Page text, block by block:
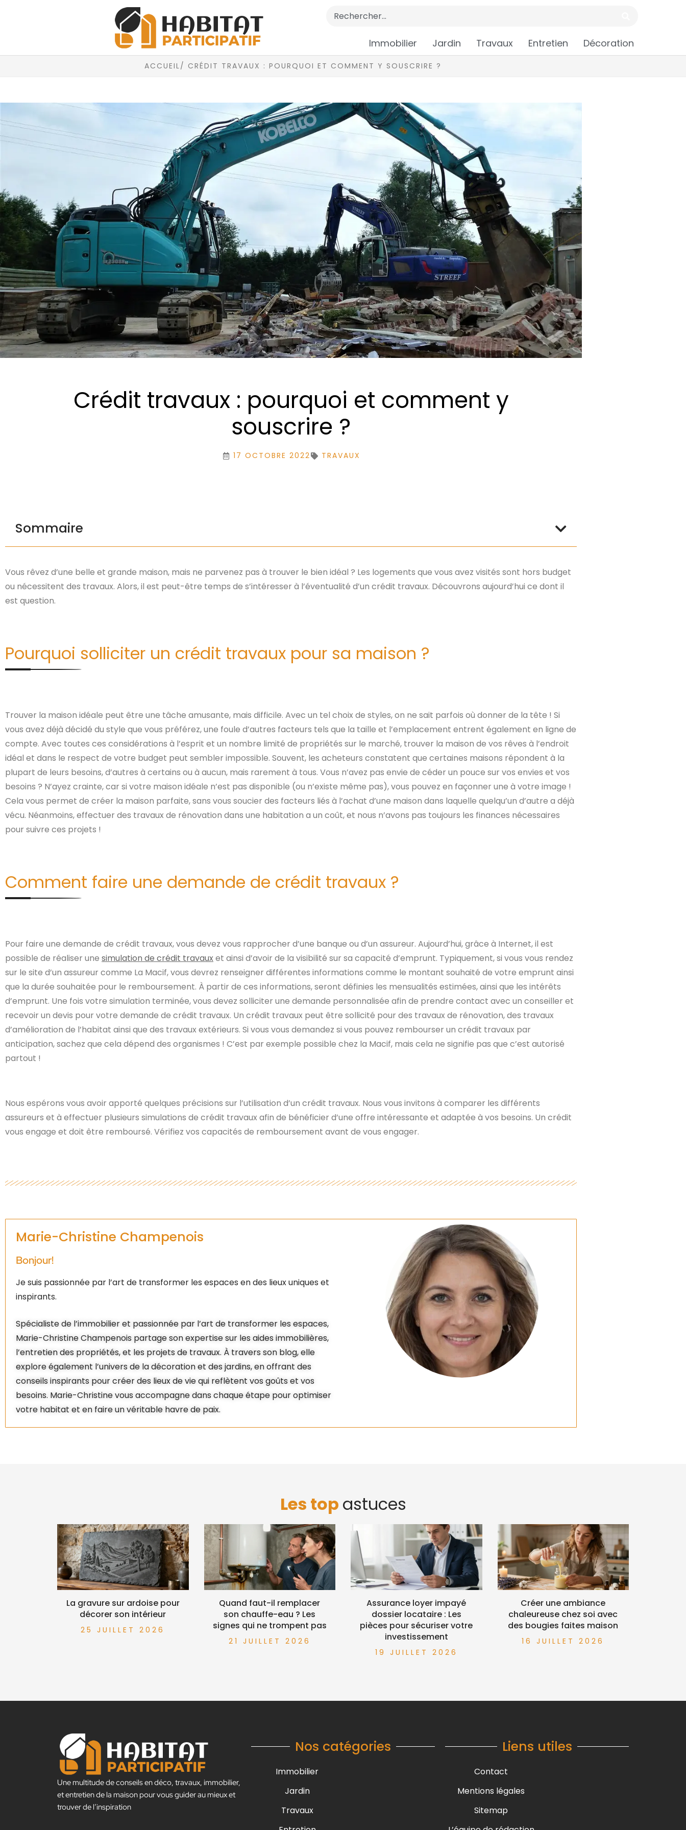
Immobilier Jardin Travaux Entretien Décoration
ACCUEIL/ CRÉDIT TRAVAUX : POURQUOI ET COMMENT Y SOUSCRIRE ?
Crédit travaux : pourquoi et comment y
souscrire ?
17 OCTOBRE 2022 TRAVAUX
Sommaire
Vous rêvez d’une belle et grande maison, mais ne parvenez pas à trouver le bien idéal ? Les logements que vous avez visités sont hors budget
ou nécessitent des travaux. Alors, il est peut-être temps de s’intéresser à l’éventualité d’un crédit travaux. Découvrons aujourd’hui ce dont il
est question.
Pourquoi solliciter un crédit travaux pour sa maison ?
Trouver la maison idéale peut être une tâche amusante, mais difficile. Avec un tel choix de styles, on ne sait parfois où donner de la tête ! Si
vous avez déjà décidé du style que vous préférez, une foule d’autres facteurs tels que la taille et l’emplacement entrent également en ligne de
compte. Avec toutes ces considérations à l’esprit et un nombre limité de propriétés sur le marché, trouver la maison de vos rêves à l’endroit
idéal et dans le respect de votre budget peut sembler impossible. Souvent, les acheteurs constatent que certaines maisons répondent à la
plupart de leurs besoins, d’autres à certains ou à aucun, mais rarement à tous. Vous n’avez pas envie de céder un pouce sur vos envies et vos
besoins ? N’ayez crainte, car si votre maison idéale n’est pas disponible (ou n’existe même pas), vous pouvez en façonner une à votre image !
Cela vous permet de créer la maison parfaite, sans vous soucier des facteurs liés à l’achat d’une maison dans laquelle quelqu’un d’autre a déjà
vécu. Néanmoins, effectuer des travaux de rénovation dans une habitation a un coût, et nous n’avons pas toujours les finances nécessaires
pour suivre ces projets !
Comment faire une demande de crédit travaux ?
Pour faire une demande de crédit travaux, vous devez vous rapprocher d’une banque ou d’un assureur. Aujourd’hui, grâce à Internet, il est
possible de réaliser une simulation de crédit travauxet ainsi d’avoir de la visibilité sur sa capacité d’emprunt. Typiquement, si vous vous rendez
sur le site d’un assureur comme La Macif, vous devrez renseigner différentes informations comme le montant souhaité de votre emprunt ainsi
que la durée souhaitée pour le remboursement. À partir de ces informations, seront définies les mensualités estimées, ainsi que les intérêts
d’emprunt. Une fois votre simulation terminée, vous devez solliciter une demande personnalisée afin de prendre contact avec un conseiller et
recevoir un devis pour votre demande de crédit travaux. Un crédit travaux peut être sollicité pour des travaux de rénovation, des travaux
d’amélioration de l’habitat ainsi que des travaux extérieurs. Si vous vous demandez si vous pouvez rembourser un crédit travaux par
anticipation, sachez que cela dépend des organismes ! C’est par exemple possible chez la Macif, mais cela ne signifie pas que c’est autorisé
partout !
Nous espérons vous avoir apporté quelques précisions sur l’utilisation d’un crédit travaux. Nous vous invitons à comparer les différents
assureurs et à effectuer plusieurs simulations de crédit travaux afin de bénéficier d’une offre intéressante et adaptée à vos besoins. Un crédit
vous engage et doit être remboursé. Vérifiez vos capacités de remboursement avant de vous engager.
Marie-Christine Champenois
Bonjour!
Je suis passionnée par l’art de transformer les espaces en des lieux uniques et
inspirants.
Spécialiste de l’immobilier et passionnée par l’art de transformer les espaces,
Marie-Christine Champenois partage son expertise sur les aides immobilières,
l’entretien des propriétés, et les projets de travaux. À travers son blog, elle
explore également l’univers de la décoration et des jardins, en offrant des
conseils inspirants pour créer des lieux de vie qui reflètent vos goûts et vos
besoins. Marie-Christine vous accompagne dans chaque étape pour optimiser
votre habitat et en faire un véritable havre de paix.
Les top astuces
La gravure sur ardoise pour
décorer son intérieur
25 JUILLET 2026
Quand faut-il remplacer
son chauffe-eau ? Les
signes qui ne trompent pas
21 JUILLET 2026
Assurance loyer impayé
dossier locataire : Les
pièces pour sécuriser votre
investissement
19 JUILLET 2026
Créer une ambiance
chaleureuse chez soi avec
des bougies faites maison
16 JUILLET 2026
Une multitude de conseils en déco, travaux, immobilier,
et entretien de la maison pour vous guider au mieux et
trouver de l’inspiration
Nos catégories
Immobilier
Jardin
Travaux
Liens utiles
Contact
Mentions légales
Sitemap